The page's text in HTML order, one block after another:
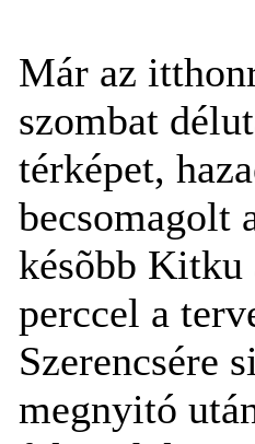
Már az
szombat
térképet,
becsomagolt
késõbb Kitku
perccel a
Szerencsére
megnyitó